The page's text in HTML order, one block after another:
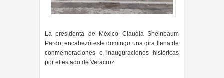
La presidenta de México Claudia Sheinbaum
Pardo, encabezó este domingo una gira llena de
conmemoraciones e inauguraciones históricas
por el estado de Veracruz.